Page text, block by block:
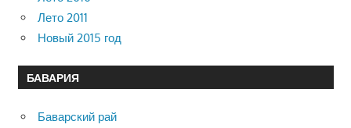
Лето 2011
Новый 2015 год
БАВАРИЯ
Баварский рай